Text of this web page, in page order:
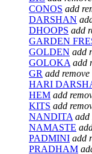
CONOS add
DARSHAN
DHOOPS add
GARDEN
GOLDEN add
GOLOKA add
GR add remove
HARI
HEM add
KITS add
NANDITA add
NAMASTE
PADMINI add
PRADHAM